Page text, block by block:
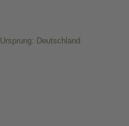
Ursprung: Deutschland